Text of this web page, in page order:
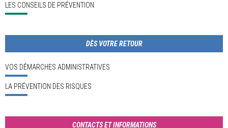
LES CONSEILS DE PRÉVENTION
DÈS VOTRE RETOUR
VOS DÉMARCHES ADMINISTRATIVES
LA PRÉVENTION DES RISQUES
CONTACTS ET INFORMATIONS